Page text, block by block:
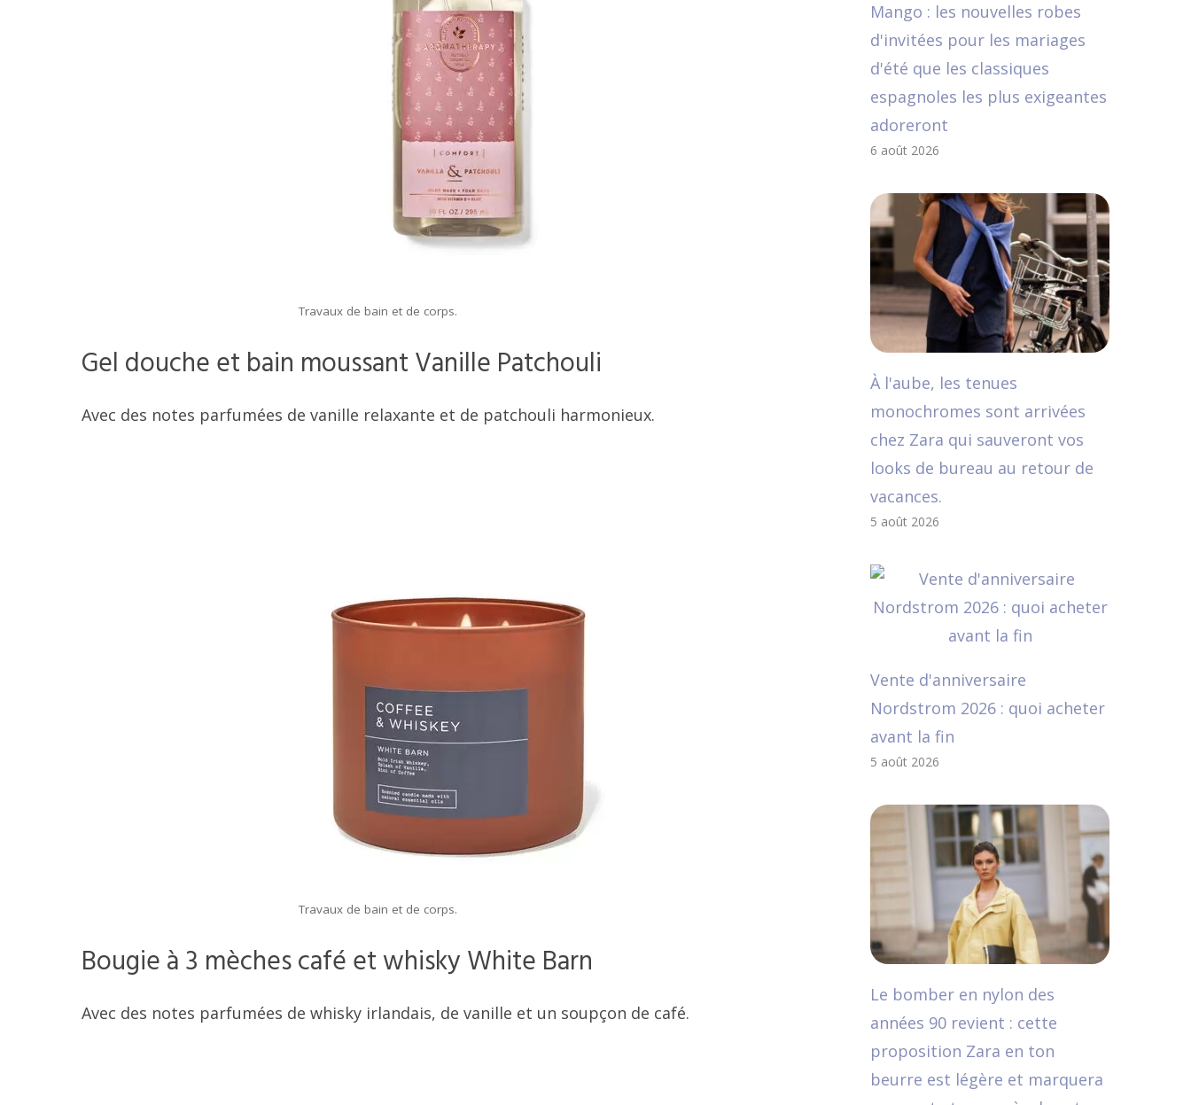
Travaux de bain et de corps.
Gel douche et bain moussant Vanille Patchouli
Avec des notes parfumées de vanille relaxante et de patchouli harmonieux.
Travaux de bain et de corps.
Bougie à 3 mèches café et whisky White Barn
Avec des notes parfumées de whisky irlandais, de vanille et un soupçon de café.
Mango : les nouvelles robes
d'invitées pour les mariages
d'été que les classiques
espagnoles les plus exigeantes
adoreront
6 août 2026
À l'aube, les tenues
monochromes sont arrivées
chez Zara qui sauveront vos
looks de bureau au retour de
vacances.
5 août 2026
Vente d'anniversaire
Nordstrom 2026 : quoi acheter
avant la fin
5 août 2026
Le bomber en nylon des
années 90 revient : cette
proposition Zara en ton
beurre est légère et marquera